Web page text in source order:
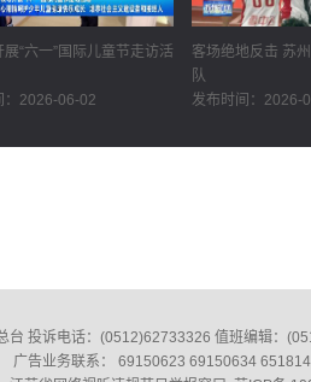
展“六一”国际儿童节走访活
：2026-06-02
客场绝地反击 苏
队
发布时间：2026-
台 投诉电话：(0512)62733326‬ 值班编辑：
广告业务联系： 69150623 69150634